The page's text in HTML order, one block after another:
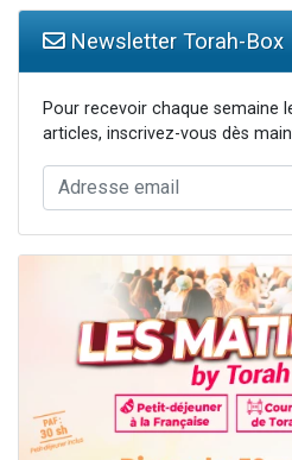
Newsletter Torah-Box
Pour recevoir chaque semaine
articles, inscrivez-vous dès